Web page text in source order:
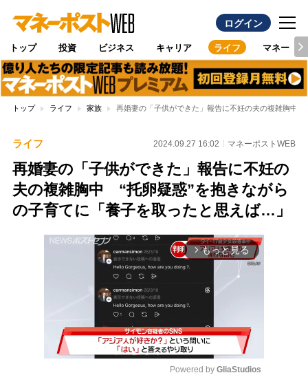
ログイン
トップ 投資 ビジネス キャリア ライフ マネー
トップ ライフ 家族 再婚妻の「子供ができた」報告に不妊の夫の複雑胸中
ライフ 2024.09.27 16:02 マネーポストWEB
再婚妻の「子供ができた」報告に不妊の
夫の複雑胸中 “托卵疑惑”を抱きながら
の子育てに「養子を取ったと思えば…」
arrow_forward_ios もっと見る
Powered by GliaStudios